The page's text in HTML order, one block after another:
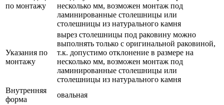
по монтажу
несколько мм, возможен монтаж под
ламинированные столешницы или
столешницы из натурального камня
Указания по
монтажу
вырез столешницы под раковину можно
выполнять только с оригинальной раковиной,
т.к. допустимо отклонение в размере на
несколько мм, возможен монтаж под
ламинированные столешницы или
столешницы из натурального камня
Внутренняя
форма
овальная